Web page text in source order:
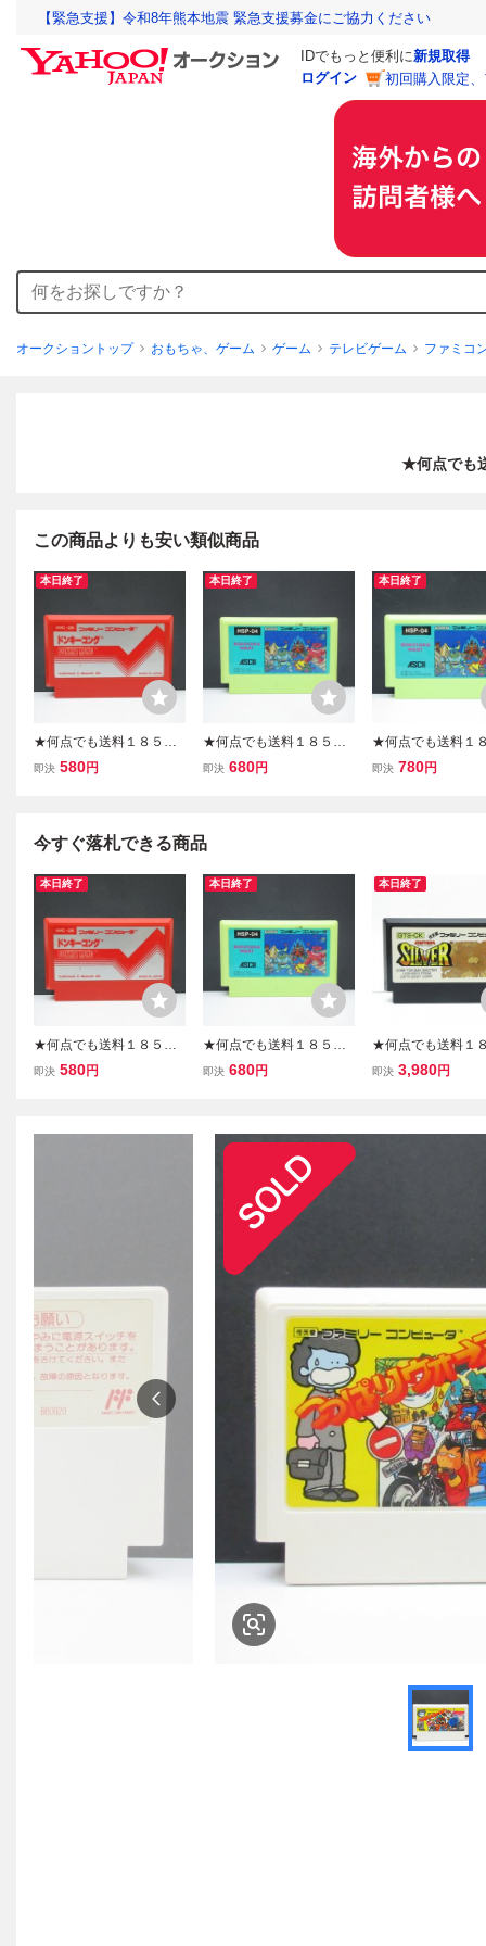
【緊急支援】令和8年熊本地震 緊急支援募金にご協力ください
IDでもっと便利に新規取得
ログイン
初回購入限定
オークショントップ おもちゃ、ゲーム ゲーム テレビゲーム ファミコ
★何点でも
この商品よりも安い類似商品
本日終了
★何点でも送料１８５円
★ ドンキーコング ファミ
即決 580円
本日終了
★何点でも送料１８５円
★ ボコスカウォーズ ファ
即決 680円
本日終了
★何点でも送料１
★ ボコスカウォー
即決 780円
今すぐ落札できる商品
本日終了
★何点でも送料１８５円
★ ドンキーコング ファミ
即決 580円
本日終了
★何点でも送料１８５円
★ ボコスカウォーズ ファ
即決 680円
本日終了
★何点でも送料１
★ キャプテンシル
即決 3,980円